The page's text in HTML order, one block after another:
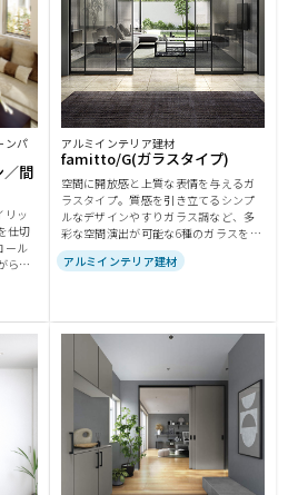
ンパ
／間
リッ
仕切
ール
ら家
ラ
定
アルミインテリア建材
famitto/G(ガラスタイプ)
空間に開放感と上質な表情を与えるガ
ラスタイプ。質感を引き立てるシンプ
ルなデザインやすりガラス調など、多
彩な空間演出が可能な6種のガラスをご
用意しています。
アルミインテリア建材